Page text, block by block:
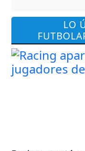
LO